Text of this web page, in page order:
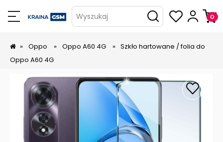
Wyszukaj
» Oppo » Oppo A60 4G » Szkło hartowane / folia do
Oppo A60 4G